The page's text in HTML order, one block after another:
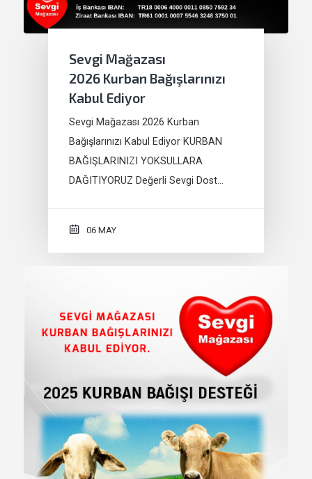
Sevgi Mağazası
2026 Kurban Bağışlarınızı
Kabul Ediyor
Sevgi Mağazası 2026 Kurban
Bağışlarınızı Kabul Ediyor KURBAN
BAĞIŞLARINIZI YOKSULLARA
DAĞITIYORUZ Değerli Sevgi Dost…
06 MAY